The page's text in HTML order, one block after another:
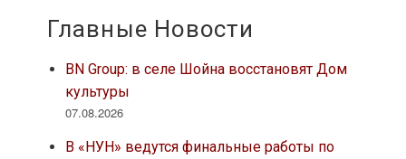
Главные Новости
BN Group: в селе Шойна восстановят Дом
культуры
07.08.2026
В «НУН» ведутся финальные работы по